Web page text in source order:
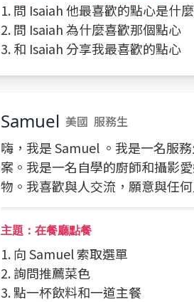
1. 問 Isaiah 他最喜歡的點心是什麼
2. 問 Isaiah 為什麼喜歡那個點心
3. 和 Isaiah 分享我最喜歡的點心
Samuel 美國 服務生
嗨，我是 Samuel 。我是一名服
案。我是一名自學的廚師和攝影
物。我喜歡與人交流，願意與任
主題：在餐廳點餐
1. 向 Samuel 索取選單
2. 詢問推薦菜色
3. 點一杯飲料和一道主餐